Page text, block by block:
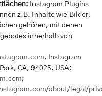
Instagram Plugins
z.B. Inhalte wie Bilder,
gehören, mit denen
innerhalb von
, Instagram
CA, 94025, USA;
;
about/legal/